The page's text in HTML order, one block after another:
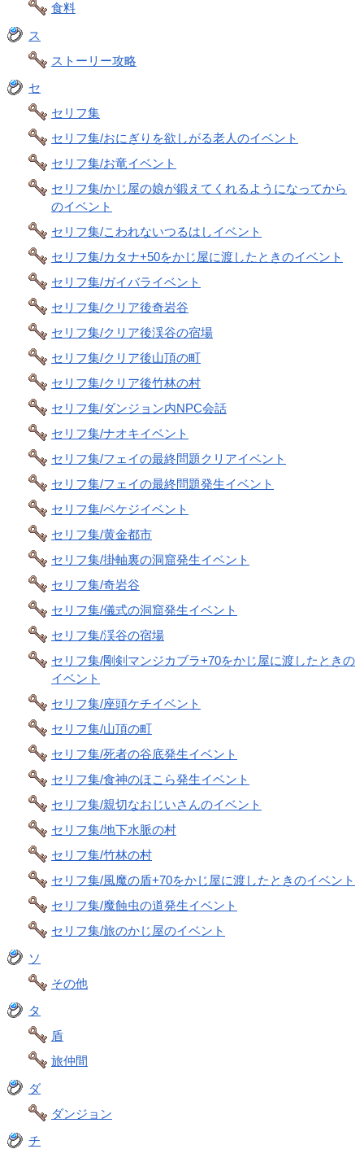
食料
ス
ストーリー攻略
セ
セリフ集
セリフ集/おにぎりを欲しがる老人のイベント
セリフ集/お竜イベント
セリフ集/かじ屋の娘が鍛えてくれるようになってから
のイベント
セリフ集/こわれないつるはしイベント
セリフ集/カタナ+50をかじ屋に渡したときのイベント
セリフ集/ガイバライベント
セリフ集/クリア後奇岩谷
セリフ集/クリア後渓谷の宿場
セリフ集/クリア後山頂の町
セリフ集/クリア後竹林の村
セリフ集/ダンジョン内NPC会話
セリフ集/ナオキイベント
セリフ集/フェイの最終問題クリアイベント
セリフ集/フェイの最終問題発生イベント
セリフ集/ペケジイベント
セリフ集/黄金都市
セリフ集/掛軸裏の洞窟発生イベント
セリフ集/奇岩谷
セリフ集/儀式の洞窟発生イベント
セリフ集/渓谷の宿場
セリフ集/剛剣マンジカブラ+70をかじ屋に渡したときの
イベント
セリフ集/座頭ケチイベント
セリフ集/山頂の町
セリフ集/死者の谷底発生イベント
セリフ集/食神のほこら発生イベント
セリフ集/親切なおじいさんのイベント
セリフ集/地下水脈の村
セリフ集/竹林の村
セリフ集/風魔の盾+70をかじ屋に渡したときのイベント
セリフ集/魔蝕虫の道発生イベント
セリフ集/旅のかじ屋のイベント
ソ
その他
タ
盾
旅仲間
ダ
ダンジョン
チ